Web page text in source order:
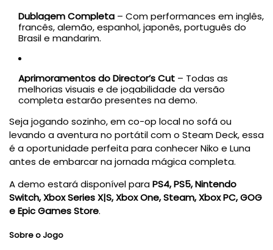
Dublagem Completa – Com performances em inglês,
francês, alemão, espanhol, japonês, português do
Brasil e mandarim.
Aprimoramentos do Director’s Cut – Todas as
melhorias visuais e de jogabilidade da versão
completa estarão presentes na demo.
Seja jogando sozinho, em co-op local no sofá ou
levando a aventura no portátil com o Steam Deck, essa
é a oportunidade perfeita para conhecer Niko e Luna
antes de embarcar na jornada mágica completa.
A demo estará disponível paraPS4, PS5, Nintendo
Switch, Xbox Series X|S, Xbox One, Steam, Xbox PC, GOG
e Epic Games Store.
Sobre o Jogo